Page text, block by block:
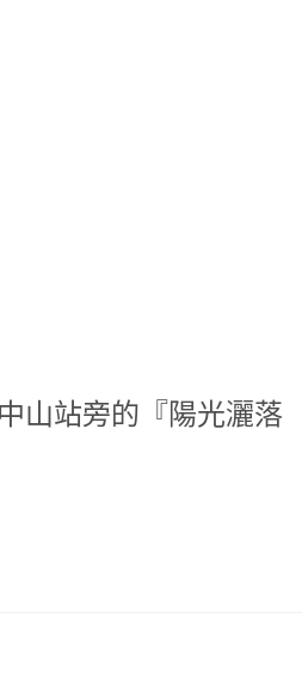
山站旁的『陽光灑落